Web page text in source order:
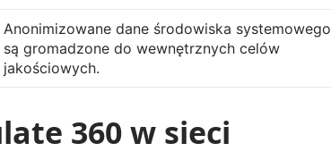
Anonimizowane dane środowiska systemowego
są gromadzone do wewnętrznych celów
jakościowych.
360 w sieci